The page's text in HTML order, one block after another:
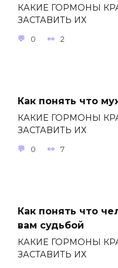
КАКИЕ ГОРМОНЫ
ЗАСТАВИТЬ ИХ
0 2
Как понять что
КАКИЕ ГОРМОНЫ
ЗАСТАВИТЬ ИХ
0 7
Как понять что
вам судьбой
КАКИЕ ГОРМОНЫ
ЗАСТАВИТЬ ИХ